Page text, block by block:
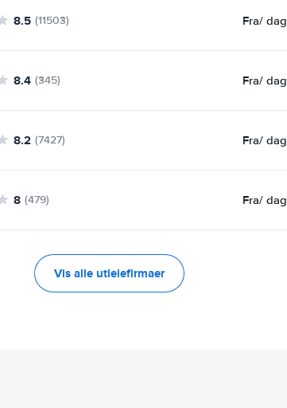
8.5 (11503) Fra/ dag
8.4 (345) Fra/ dag
8.2 (7427) Fra/ dag
8 (479) Fra/ dag
Vis alle utleiefirmaer